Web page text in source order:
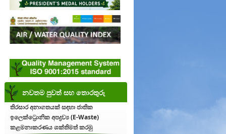
නවතම පුවත් සහ තොරතුරු
තිරසාර අනාගතයක් සඳහා ජාතික
ඉලෙක්ට්‍රොනික අපද්‍රව්‍ය (E-Waste)
කළමනාකරණය ශක්තිමත් කරමු